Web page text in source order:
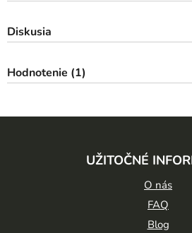
Diskusia
Hodnotenie (1)
UŽITOČNÉ
O nás
FAQ
Blog